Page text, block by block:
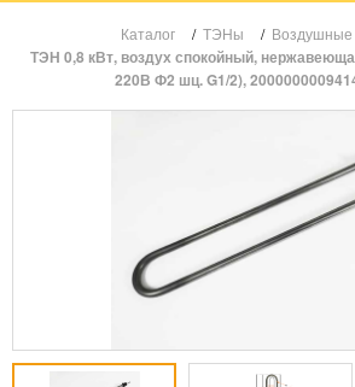
Каталог / ТЭНы /
ТЭН 0,8 кВт, воздух спокойный,
220В Ф2 шц. G1/2),